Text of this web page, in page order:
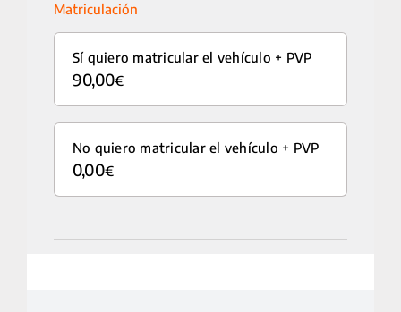
SERVICIOS
SALA DE PRENSA
CONTACTO
Matriculación
Sí quiero matricular el vehículo + PVP
90,00€
No quiero matricular el vehículo + PVP
0,00€